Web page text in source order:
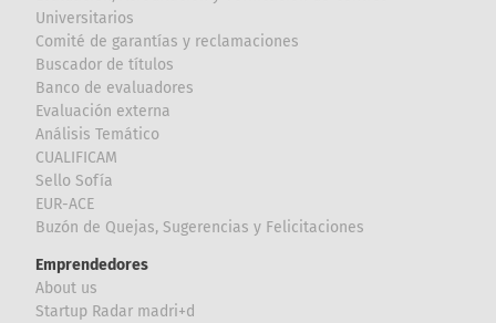
Universitarios
Comité de garantías y reclamaciones
Buscador de títulos
Banco de evaluadores
Evaluación externa
Análisis Temático
CUALIFICAM
Sello Sofía
EUR-ACE
Buzón de Quejas, Sugerencias y Felicitaciones
Emprendedores
About us
Startup Radar madri+d